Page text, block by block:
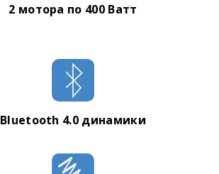
2 мотора по 400 Ватт
Bluetooth 4.0 динамики